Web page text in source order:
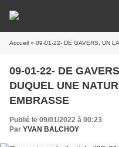
Accueil » 09-01-22- DE GAVERS, UN LAC
09-01-22- DE
DUQUEL UNE
EMBRASSE
Publié le 09/01/2022 à 00:23
Par YVAN BALCHOY